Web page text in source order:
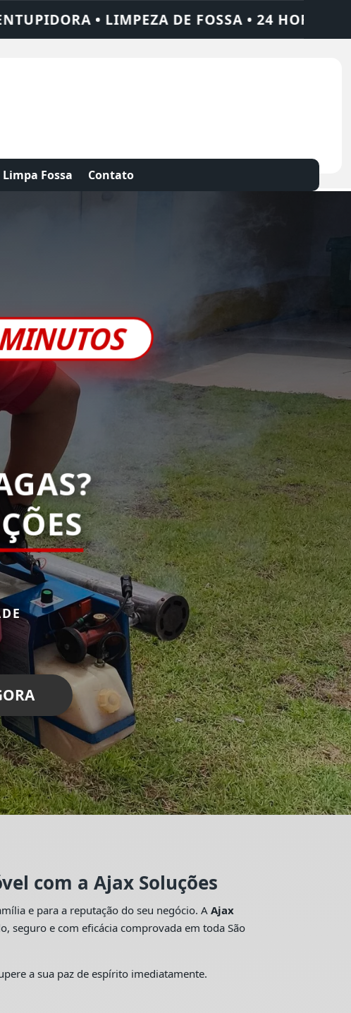
• 24 HORAS • CHAME QUEM RESOLVE: AJAX
Limpa Fossa Contato
com a Ajax Soluções
e para a reputação do seu negócio. AAjax
seguro e com eficácia comprovada em toda São
a sua paz de espírito imediatamente.